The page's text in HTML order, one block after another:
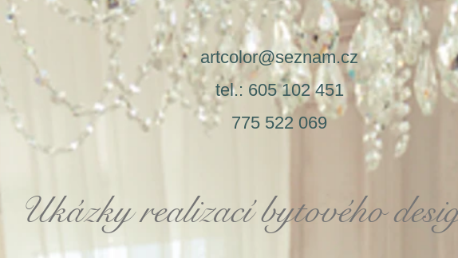
artcolor@seznam.cz
tel.: 605 102 451
775 522 069
Ukázky realizací bytového